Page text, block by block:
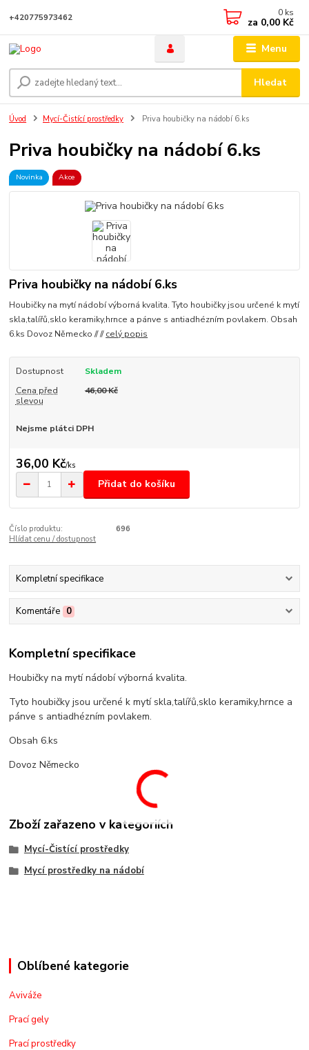
Menu
Hledat
+420775973462 0 ks
za 0,00 Kč
Úvod Mycí-Čistící prostředky Priva houbičky na nádobí 6.ks
Priva houbičky na nádobí 6.ks
Novinka Akce
Priva houbičky na nádobí 6.ks
Houbičky na mytí nádobí výborná kvalita. Tyto houbičky jsou určené k mytí
skla,talířů,sklo keramiky,hrnce a pánve s antiadhézním povlakem. Obsah
6.ks Dovoz Německo // //celý popis
Dostupnost
Skladem
Cena před
slevou
46,00 Kč
Nejsme plátci DPH
36,00 Kč/ks
Přidat do košíku
Číslo produktu:
696
Hlídat cenu / dostupnost
Kompletní specifikace
Komentáře 0
Kompletní specifikace
Houbičky na mytí nádobí výborná kvalita.
Tyto houbičky jsou určené k mytí skla,talířů,sklo keramiky,hrnce a
pánve s antiadhézním povlakem.
Obsah 6.ks
Dovoz Německo
Zboží zařazeno v kategoriích
Mycí-Čistící prostředky
Mycí prostředky na nádobí
Oblíbené kategorie
Aviváže
Prací gely
Prací prostředky